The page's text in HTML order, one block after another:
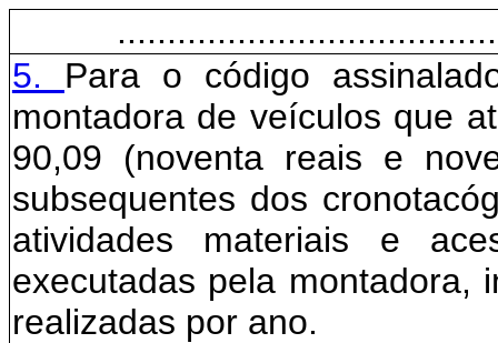
5. Para o código
montadora de veículos que
90,09 (noventa reais e
subsequentes dos
atividades materiais e
executadas pela montadora,
realizadas por ano.